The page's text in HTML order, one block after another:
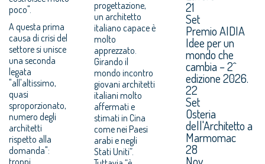
poco".
A questa prima
causa di crisi del
settore si unisce
una seconda
legata
"all'altissimo,
quasi
sproporzionato,
numero degli
architetti
rispetto alla
domanda":
troppi
progettazione,
un architetto
italiano capace è
molto
apprezzato.
Girando il
mondo incontro
giovani architetti
italiani molto
affermati e
stimati in Cina
come nei Paesi
arabi e negli
Stati Uniti”.
21
Set
Premio AIDIA
Idee per un
mondo che
cambia – 2^
edizione 2026.
22
Set
Osteria
dell'Architetto a
Marmomac
28
Nov